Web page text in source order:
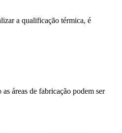
a qualificação térmica, é
áreas de fabricação podem ser